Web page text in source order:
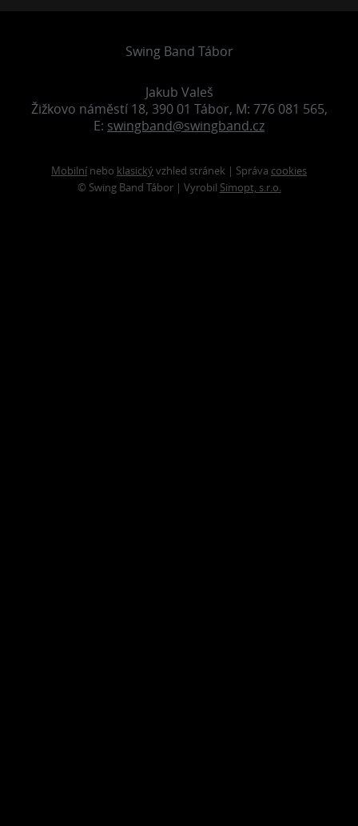
Swing Band Tábor
Jakub Valeš
Žižkovo náměstí 18, 390 01 Tábor, M: 776 081 565,
E: swingband@swingband.cz
Mobilní nebo klasickývzhled stránek | Správa cookies
© Swing Band Tábor | Vyrobil Simopt, s.r.o.